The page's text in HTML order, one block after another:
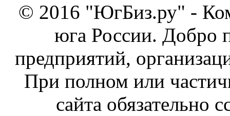
© 2016 "ЮгБиз.ру" -
юга России. Добро
предприятий,
При полном или
сайта обязательно